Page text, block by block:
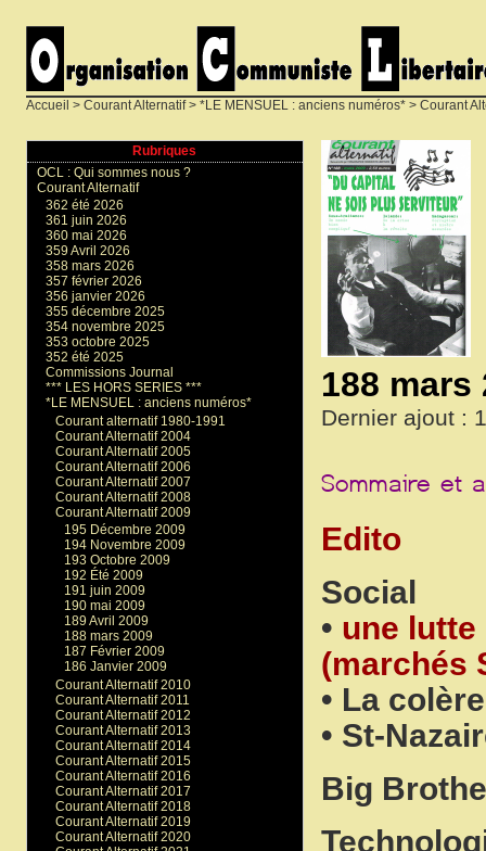
Accueil > Courant Alternatif> *LE MENSUEL : anciens numéros* > Courant
188 mars
Dernier ajout :
Edito
Social
• une
(marchés
• La
• St-
Big
Rubriques
OCL : Qui sommes nous ?
Courant Alternatif
362 été 2026
361 juin 2026
360 mai 2026
359 Avril 2026
358 mars 2026
357 février 2026
356 janvier 2026
355 décembre 2025
354 novembre 2025
353 octobre 2025
352 été 2025
Commissions Journal
*** LES HORS SERIES ***
*LE MENSUEL : anciens numéros*
Courant alternatif 1980-1991
Courant Alternatif 2004
Courant Alternatif 2005
Courant Alternatif 2006
Courant Alternatif 2007
Courant Alternatif 2008
Courant Alternatif 2009
195 Décembre 2009
194 Novembre 2009
193 Octobre 2009
192 Été 2009
191 juin 2009
190 mai 2009
189 Avril 2009
188 mars 2009
187 Février 2009
186 Janvier 2009
Courant Alternatif 2010
Courant Alternatif 2011
Courant Alternatif 2012
Courant Alternatif 2013
Courant Alternatif 2014
Courant Alternatif 2015
Courant Alternatif 2016
Courant Alternatif 2017
Courant Alternatif 2018
Courant Alternatif 2019
Courant Alternatif 2020